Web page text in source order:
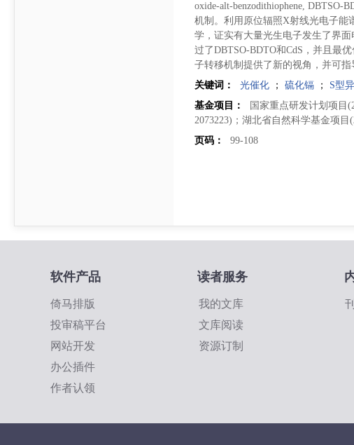
oxide-alt-benzodithiophene,
机制。利用原位辐照X射线光电子能
学，证实有大量光生电子发生了界
过了DBTSO-BDTO和CdS，并且最
子转移机制提供了新的视角，并可
关键词：
光催化 ；硫化镉 ； S型
基金项目：
国家重点研发计划项目
2073223)；湖北省自然科学基金项目
页码：
99-108
软件产品 读者服务
倚马排版
投审稿平台
网站开发
办公插件
作者认领
我的文库
文库阅读
资源订制